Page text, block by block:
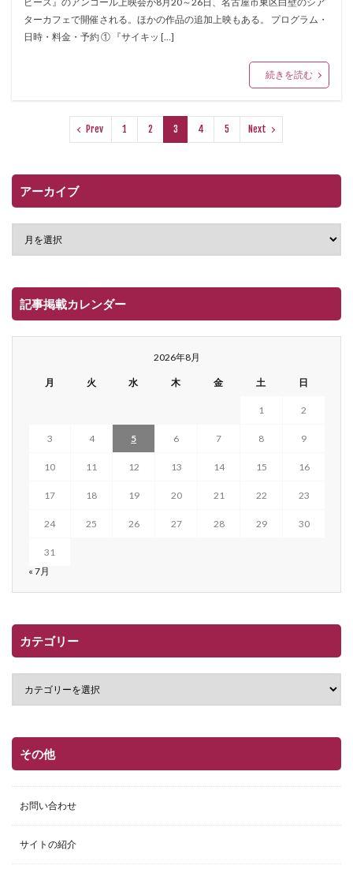
ターカフェで開催される。ほかの作品の追加上映もある。 プログラム・
日時・料金・予約 ① 『サイキッ […]
続きを読む
Prev 1 2 3 4 5 Next
アーカイブ
記事掲載カレンダー
2026年8月
月 火 水 木 金 土 日
1 2
3 4 5 6 7 8 9
10 11 12 13 14 15 16
17 18 19 20 21 22 23
24 25 26 27 28 29 30
31
« 7月
カテゴリー
その他
お問い合わせ
サイトの紹介